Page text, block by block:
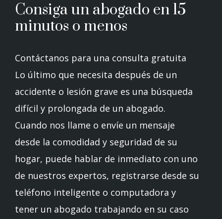
Consiga un abogado en 15
minutos o menos
Contáctanos para una consulta gratuita
Lo último que necesita después de un
accidente o lesión grave es una búsqueda
difícil y prolongada de un abogado.
Cuando nos llame o envíe un mensaje
desde la comodidad y seguridad de su
hogar, puede hablar de inmediato con uno
de nuestros expertos, registrarse desde su
teléfono inteligente o computadora y
tener un abogado trabajando en su caso